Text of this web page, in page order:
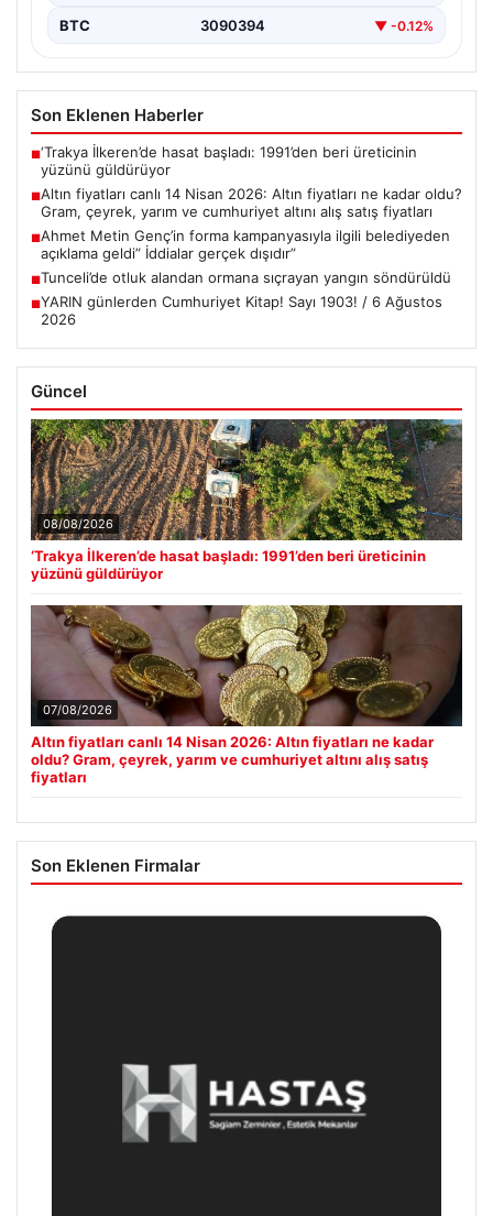
BTC 3090394 ▼ -0.12%
Son Eklenen Haberler
■‘Trakya İlkeren’de hasat başladı: 1991’den beri üreticinin
yüzünü güldürüyor
■Altın fiyatları canlı 14 Nisan 2026: Altın fiyatları ne kadar oldu?
Gram, çeyrek, yarım ve cumhuriyet altını alış satış fiyatları
■Ahmet Metin Genç’in forma kampanyasıyla ilgili belediyeden
açıklama geldi” İddialar gerçek dışıdır”
■Tunceli’de otluk alandan ormana sıçrayan yangın söndürüldü
■YARIN günlerden Cumhuriyet Kitap! Sayı 1903! / 6 Ağustos
2026
Güncel
08/08/2026
‘Trakya İlkeren’de hasat başladı: 1991’den beri üreticinin
yüzünü güldürüyor
07/08/2026
Altın fiyatları canlı 14 Nisan 2026: Altın fiyatları ne kadar
oldu? Gram, çeyrek, yarım ve cumhuriyet altını alış satış
fiyatları
Son Eklenen Firmalar